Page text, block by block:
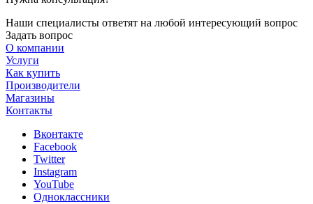
Наши специалисты ответят на любой интересующий вопрос
Задать вопрос
О компании
Услуги
Как купить
Производители
Магазины
Контакты
Вконтакте
Facebook
Twitter
Instagram
YouTube
Одноклассники